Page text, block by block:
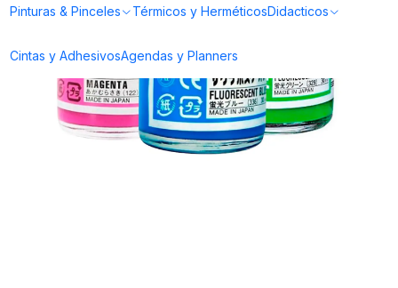
Pinturas & Pinceles Térmicos y HerméticosDidacticos
Cintas y AdhesivosAgendas y Planners